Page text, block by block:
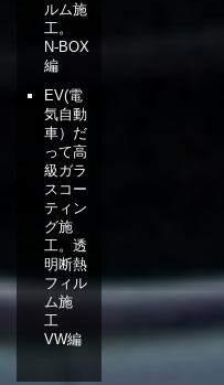
ルム施
工。
N-BOX
編
EV(電
気自動
車）だ
って高
級ガラ
スコー
ティン
グ施
工。透
明断熱
フィル
ム施
工
VW編